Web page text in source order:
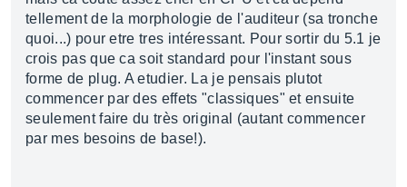
tellement de la morphologie de l'auditeur (sa tronche
quoi...) pour etre tres intéressant. Pour sortir du 5.1 je
crois pas que ca soit standard pour l'instant sous
forme de plug. A etudier. La je pensais plutot
commencer par des effets "classiques" et ensuite
seulement faire du très original (autant commencer
par mes besoins de base!).